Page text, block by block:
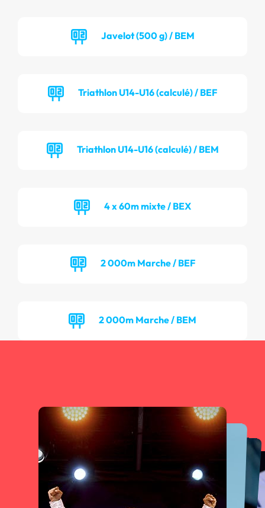
Javelot (500 g) / BEM
Triathlon U14-U16 (calculé) / BEF
Triathlon U14-U16 (calculé) / BEM
4 x 60m mixte / BEX
2 000m Marche / BEF
2 000m Marche / BEM